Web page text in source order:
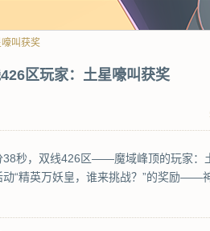
叫获奖
区玩家：土星嚎叫获奖
38秒，双线426区——魔域峰顶的玩家：
动“精英万妖皇，谁来挑战？”的奖励